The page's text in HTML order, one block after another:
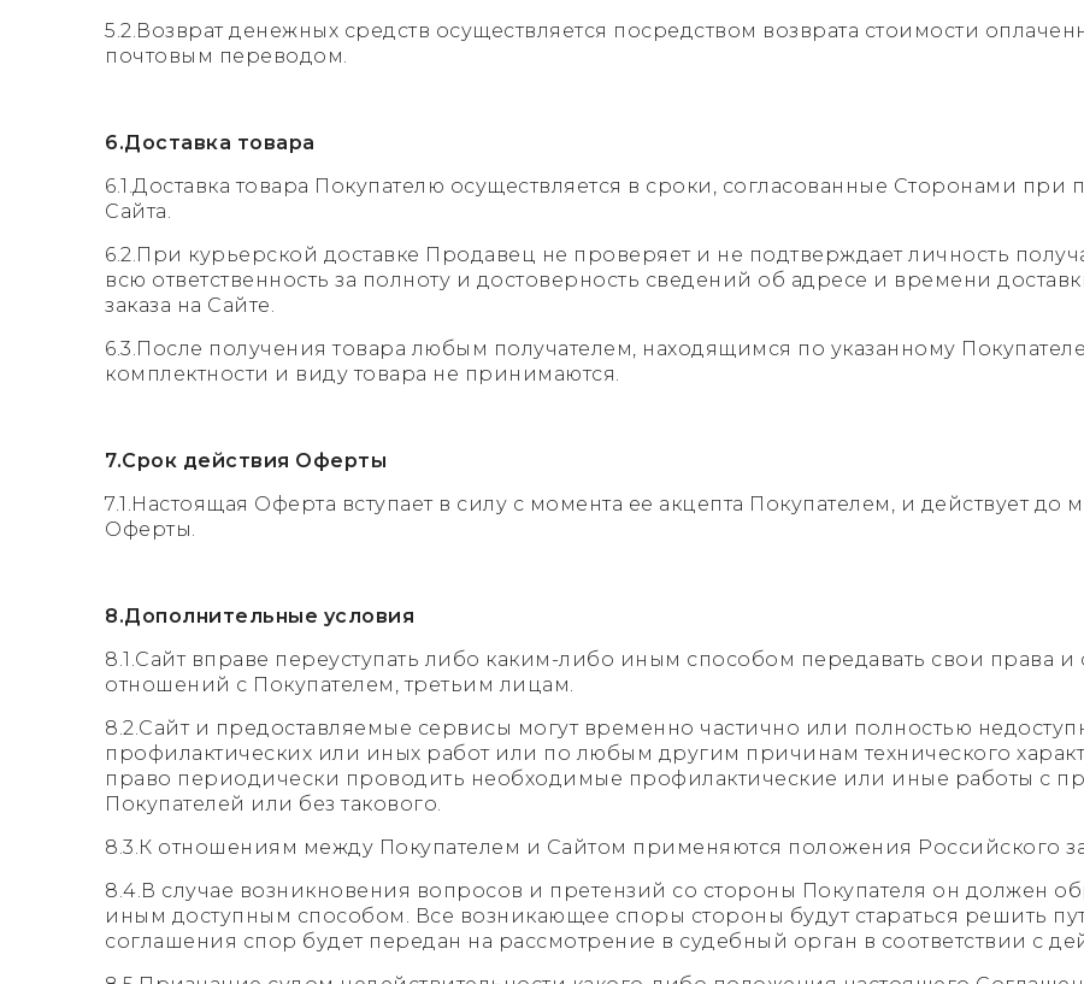
5.2.Возврат денежных средств осуществляется посредством возврата стоимости
почтовым переводом.
6.Доставка товара
6.1.Доставка товара Покупателю осуществляется в сроки, согласованные Сторонами
Сайта.
6.2.При курьерской доставке Продавец не проверяет и не подтверждает личность
всю ответственность за полноту и достоверность сведений об адресе и времени
заказа на Сайте.
6.3.После получения товара любым получателем, находящимся по указанному
комплектности и виду товара не принимаются.
7.Срок действия Оферты
7.1.Настоящая Оферта вступает в силу с момента ее акцепта Покупателем, и действует до
Оферты.
8.Дополнительные условия
8.1.Сайт вправе переуступать либо каким-либо иным способом передавать свои права
отношений с Покупателем, третьим лицам.
8.2.Сайт и предоставляемые сервисы могут временно частично или полностью
профилактических или иных работ или по любым другим причинам технического
право периодически проводить необходимые профилактические или иные работы с
Покупателей или без такового.
8.3.К отношениям между Покупателем и Сайтом применяются положения Российского
8.4.В случае возникновения вопросов и претензий со стороны Покупателя он должен
иным доступным способом. Все возникающее споры стороны будут стараться решить
соглашения спор будет передан на рассмотрение в судебный орган в соответствии с